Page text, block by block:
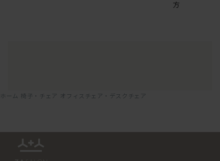
方
ホーム 椅子・チェア オフィスチェア・デスクチェア